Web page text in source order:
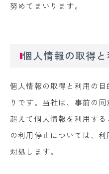
努めてまいります。
個人情報の取得
個人情報の取得と利用の
りです。当社は、事前の
超えて個人情報を利用す
の利用停止については、
対処します。